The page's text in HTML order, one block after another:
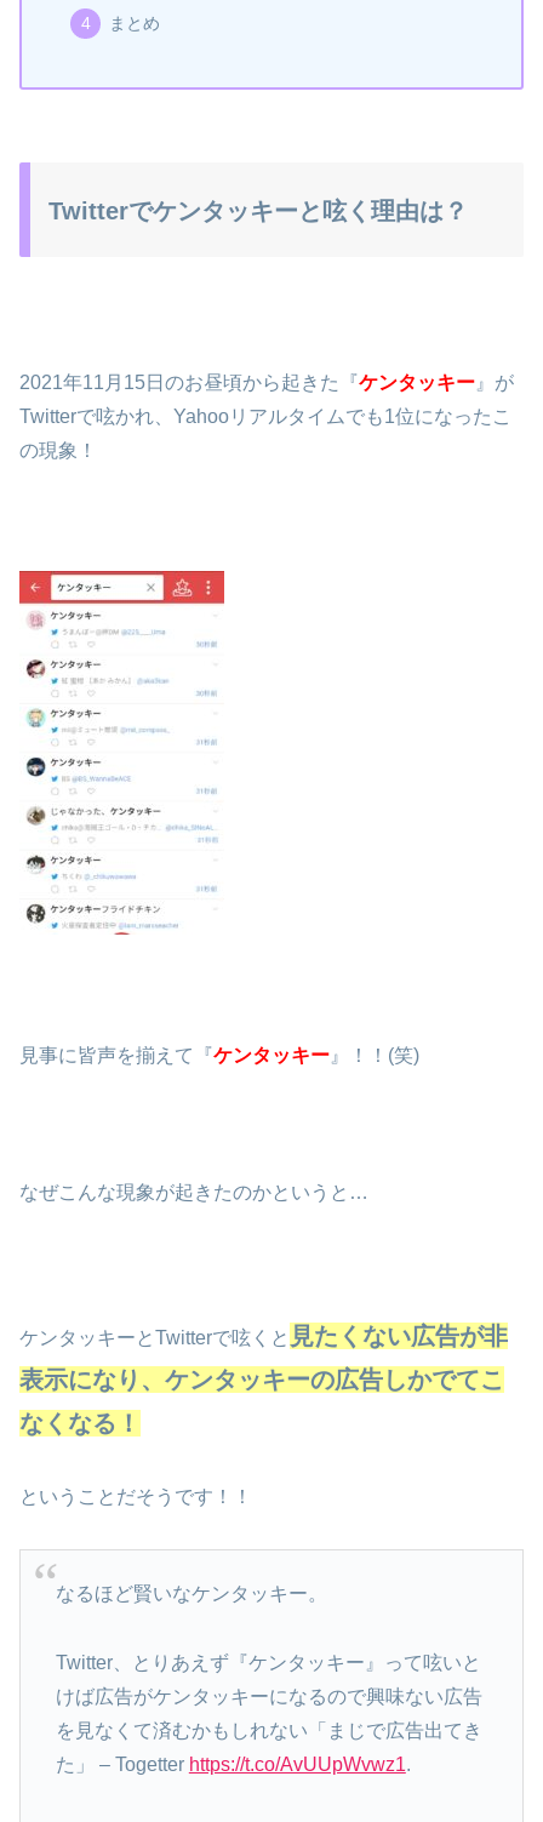
まとめ
Twitterでケンタッキーと呟く理由は？
2021年11月15日のお昼頃から起きた『ケンタッキー 』が
Twitterで呟かれ、Yahooリアルタイムでも1位になったこ
の現象！
見事に皆声を揃えて『ケンタッキー 』！！(笑)
なぜこんな現象が起きたのかというと…
ケンタッキーとTwitterで呟くと 見たくない広告が非
表示になり、ケンタッキーの広告しかでてこ
なくなる！
ということだそうです！！
なるほど賢いなケンタッキー。
Twitter、とりあえず『ケンタッキー』って呟いと
けば広告がケンタッキーになるので興味ない広告
を見なくて済むかもしれない「まじで広告出てき
た」 – Togetter https://t.co/AvUUpWvwz1.